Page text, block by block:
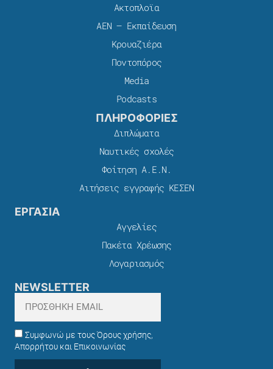
Ακτοπλοϊα
ΑΕΝ – Εκπαίδευση
Κρουαζιέρα
Ποντοπόρος
Media
Podcasts
ΠΛΗΡΟΦΟΡΙΕΣ
Διπλώματα
Ναυτικές σχολές
Φοίτηση Α.Ε.Ν.
Αιτήσεις εγγραφής ΚΕΣΕΝ
ΕΡΓΑΣΙΑ
Αγγελίες
Πακέτα Χρέωσης​
Λογαριασμός
NEWSLETTER
Συμφωνώ με τους Όρους χρήσης,
Απορρήτου και Επικοινωνίας